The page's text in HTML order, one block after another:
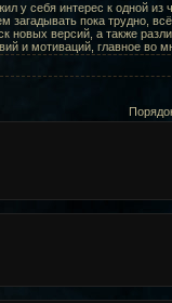
у себя интерес к одной из
загадывать пока трудно,
новых версий, а также
и мотиваций, главное во